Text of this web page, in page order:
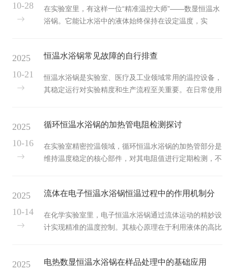
温度检测的“眼睛”失灵传感器是数显恒温水浴锅感知温度
的核心部件，若出现故障，温度数据传输必然失真。常见
使用后，探头表面会附着水垢、油...
在实验室里，有这样一位“精准温控大师”——数显恒温水
浴锅。它能让水浴中的液体始终保持在设定温度，实
的“控温魔法”。​数显恒温水浴锅的“控温魔法”，首先源于
就像敏锐的“温度”，能实时捕捉水浴锅中液体温度的细微
变化。无论是温度升高0.1℃，还是降低0.1℃，传感器都
控制系统。​控制...
10-28
恒温水浴锅常见故障的自行排查
恒温水浴锅是实验室、医疗及工业领域常用的温控设备，
其稳定运行对实验精度和生产流程至关重要。在日常使用
故障及详细排查方法。一、电源接通后设备无反应这是最
检查电源插座，可插入其他设备测试是否通电，排除插座
接触不良或断电问题；接着查看设备电源线，观察是否有
格电源线，避免漏电风险。若供...
2025
10-21
循环恒温水浴锅的加热管电阻检测探讨
在实验室精密控温领域，循环恒温水浴锅的加热管部分是
维持温度稳定的核心部件，对其电阻值进行定期检测，不
关系。新出厂的不锈钢加热管典型电阻值为特定Ω范围，
离初始值达特定%。这种变化会导致两种后果：电阻增大
时相同电压下发热量减少，造成升温速率下降；局部短路
1.断电冷却后拆卸防护...
2025
10-16
流体在电子恒温水浴锅恒温过程中的作用机制分
在化学实验室里，电子恒温水浴锅通过流体运动的精妙设
计实现精准的温度控制。其核心原理在于利用液体的高比
为理想的储热介质。当加热丝启动时，底部水体优先受热
2025
10-14
电热数显恒温水浴锅在样品处理中的基础应用
2025